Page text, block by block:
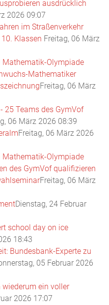
ausdrücklich
2026 09:07
im Straßenverkehr
Klassen Freitag, 06 März
Mathematik-Olympiade
Mathematiker
Freitag, 06 März
25 Teams des GymVof
06 März 2026 08:39
Freitag, 06 März 2026
Mathematik-Olympiade
des GymVof qualifizieren
Freitag, 06 März
Dienstag, 24 Februar
school day on ice
18:43
Bundesbank-Experte zu
05 Februar 2026
ein voller
2026 17:07